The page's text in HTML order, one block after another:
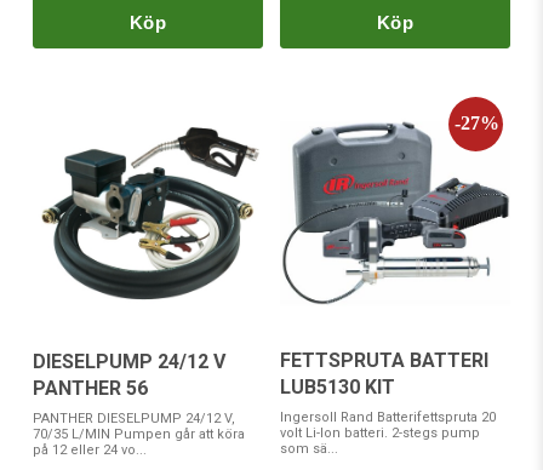
Köp Köp
DIESELPUMP 24/12 V
PANTHER 56
PANTHER DIESELPUMP 24/12 V,
70/35 L/MIN Pumpen går att köra
på 12 eller 24 vo...
FETTSPRUTA BATTERI
LUB5130 KIT
Ingersoll Rand Batterifettspruta 20
volt Li-Ion batteri. 2-stegs pump
som sä...